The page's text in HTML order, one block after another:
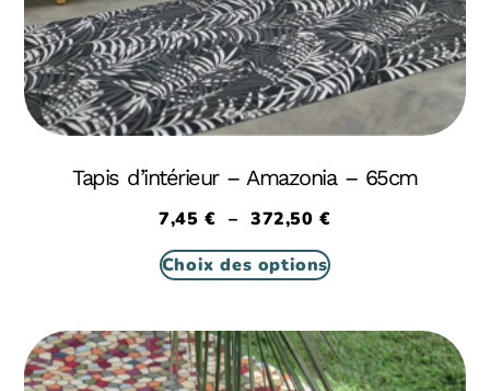
Tapis d’intérieur – Amazonia – 65cm
7,45€ – 372,50€
Choix des options